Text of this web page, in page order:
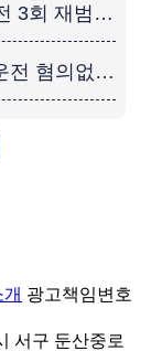
음주운전 3회 재범 벌금형 성공사례
음주운전 혐의없음 처분 성공사례
광고책임변호
서구 둔산중로